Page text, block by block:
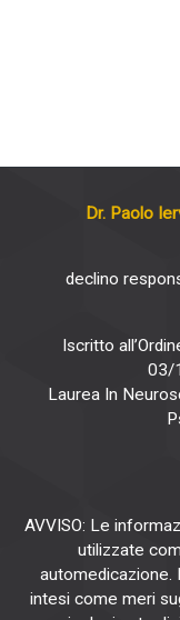
Dr. Paolo
declino
Iscritto
03/
Laurea In
AVVISO: Le
utilizzate
automedicazione.
intesi come meri